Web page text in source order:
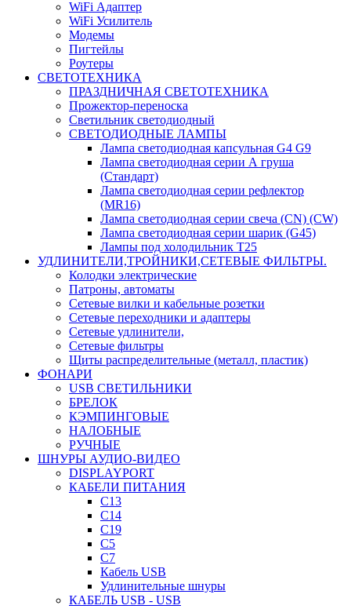
WiFi Адаптер
WiFi Усилитель
Модемы
Пигтейлы
Роутеры
СВЕТОТЕХНИКА
ПРАЗДНИЧНАЯ СВЕТОТЕХНИКА
Прожектор-переноска
Светильник светодиодный
СВЕТОДИОДНЫЕ ЛАМПЫ
Лампа светодиодная капсульная G4 G9
Лампа светодиодная серии А груша
(Стандарт)
Лампа светодиодная серии рефлектор
(MR16)
Лампа светодиодная серии свеча (CN) (CW)
Лампа светодиодная серии шарик (G45)
Лампы под холодильник T25
УДЛИНИТЕЛИ,ТРОЙНИКИ,СЕТЕВЫЕ ФИЛЬТРЫ.
Колодки электрические
Патроны, автоматы
Сетевые вилки и кабельные розетки
Сетевые переходники и адаптеры
Сетевые удлинители,
Сетевые фильтры
Щиты распределительные (металл, пластик)
ФОНАРИ
USB СВЕТИЛЬНИКИ
БРЕЛОК
КЭМПИНГОВЫЕ
НАЛОБНЫЕ
РУЧНЫЕ
ШНУРЫ АУДИО-ВИДЕО
DISPLAYPORT
КАБЕЛИ ПИТАНИЯ
C13
C14
C19
C5
C7
Кабель USB
Удлинительные шнуры
КАБЕЛЬ USB - USB